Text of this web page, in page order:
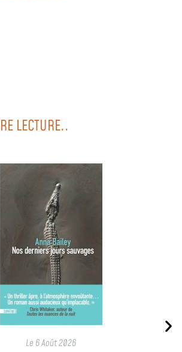
LECTURE..
Le 6 Août 2026